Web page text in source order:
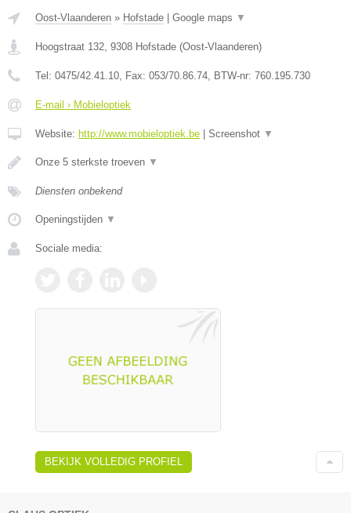
Oost-Vlaanderen » Hofstade | Google maps ▼
Hoogstraat 132 9308 Hofstade (Oost-Vlaanderen)
Tel: 0475/42.41.10 , Fax: 053/70.86.74 , BTW-nr: 760.195.730
E-mail › Mobieloptiek
Website: http://www.mobieloptiek.be | Screenshot ▼
Onze 5 sterkste troeven ▼
Diensten onbekend
Openingstijden ▼
Sociale media:
BEKIJK VOLLEDIG PROFIEL